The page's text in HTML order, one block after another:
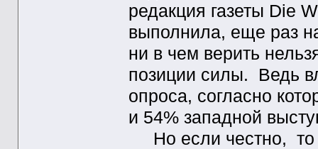
редакция газеты Die
выполнила, еще раз
ни в чем верить
позиции силы. Ведь
опроса, согласно
и 54% западной
Но если честно, то